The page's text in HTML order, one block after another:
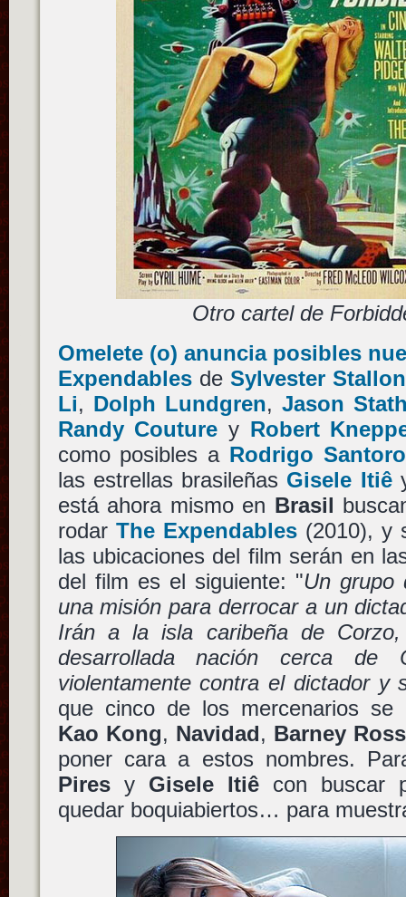
Otro cartel de
Omelete (o) anuncia posibles
Expendablesde Sylvester
Li, Dolph Lundgren,Jason
Randy Couture y Robert
como posibles a Rodrigo Santoro
las estrellas brasileñas Gisele Itiê
está ahora mismo en Brasil
rodar The Expendables(2010), y
las ubicaciones del film serán en
del film es el siguiente: "Un grupo
una misión para derrocar a un
Irán a la isla caribeña de
desarrollada nación cerca de
violentamente contra el dictador y
que cinco de los mercenarios
Kao Kong, Navidad, Barney Ross
poner cara a estos nombres.
Piresy Gisele Itiêcon buscar
quedar boquiabiertos… para